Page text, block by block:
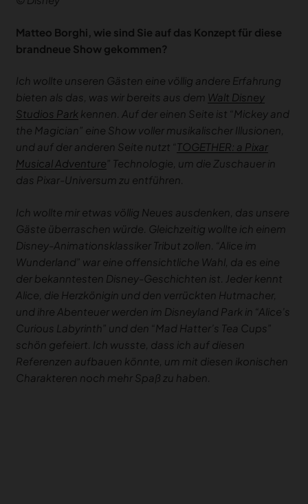
Matteo Borghi, wie sind Sie auf das Konzept für diese
brandneue Show gekommen?
Ich wollte unseren Gästen eine völlig andere Erfahrung
bieten als das, was wir bereits aus dem Walt Disney
Studios Park kennen. Auf der einen Seite ist “Mickey and
the Magician” eine Show voller musikalischer Illusionen,
und auf der anderen Seite nutzt “ TOGETHER: a Pixar
Musical Adventure” Technologie, um die Zuschauer in
das Pixar-Universum zu entführen.
Ich wollte mir etwas völlig Neues ausdenken, das unsere
Gäste überraschen würde. Gleichzeitig wollte ich einem
Disney-Animationsklassiker Tribut zollen. “Alice im
Wunderland” war eine offensichtliche Wahl, da es eine
der bekanntesten Disney-Geschichten ist. Jeder kennt
Alice, die Herzkönigin und den verrückten Hutmacher,
und ihre Abenteuer werden im Disneyland Park in “Alice’s
Curious Labyrinth” und den “Mad Hatter’s Tea Cups”
schön gefeiert. Ich wusste, dass ich auf diesen
Referenzen aufbauen könnte, um mit diesen ikonischen
Charakteren noch mehr Spaß zu haben.